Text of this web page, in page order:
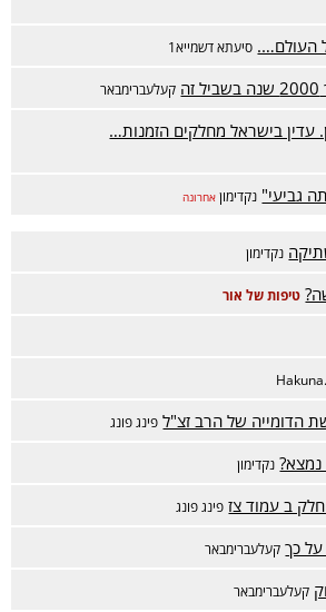
העולם…. סיעתא דשמייא1
קעלעברימבאר
עדין בישראל מחלקים הזמנות…
גביעי" נקדימון אחרונה
נקדימון
טיפות של אור
הדומייה של הרב זצ"ל פינג פונג
נמצא? נקדימון
ב עמוד צז פינג פונג
על כך קעלעברימבאר
קעלעברימבאר